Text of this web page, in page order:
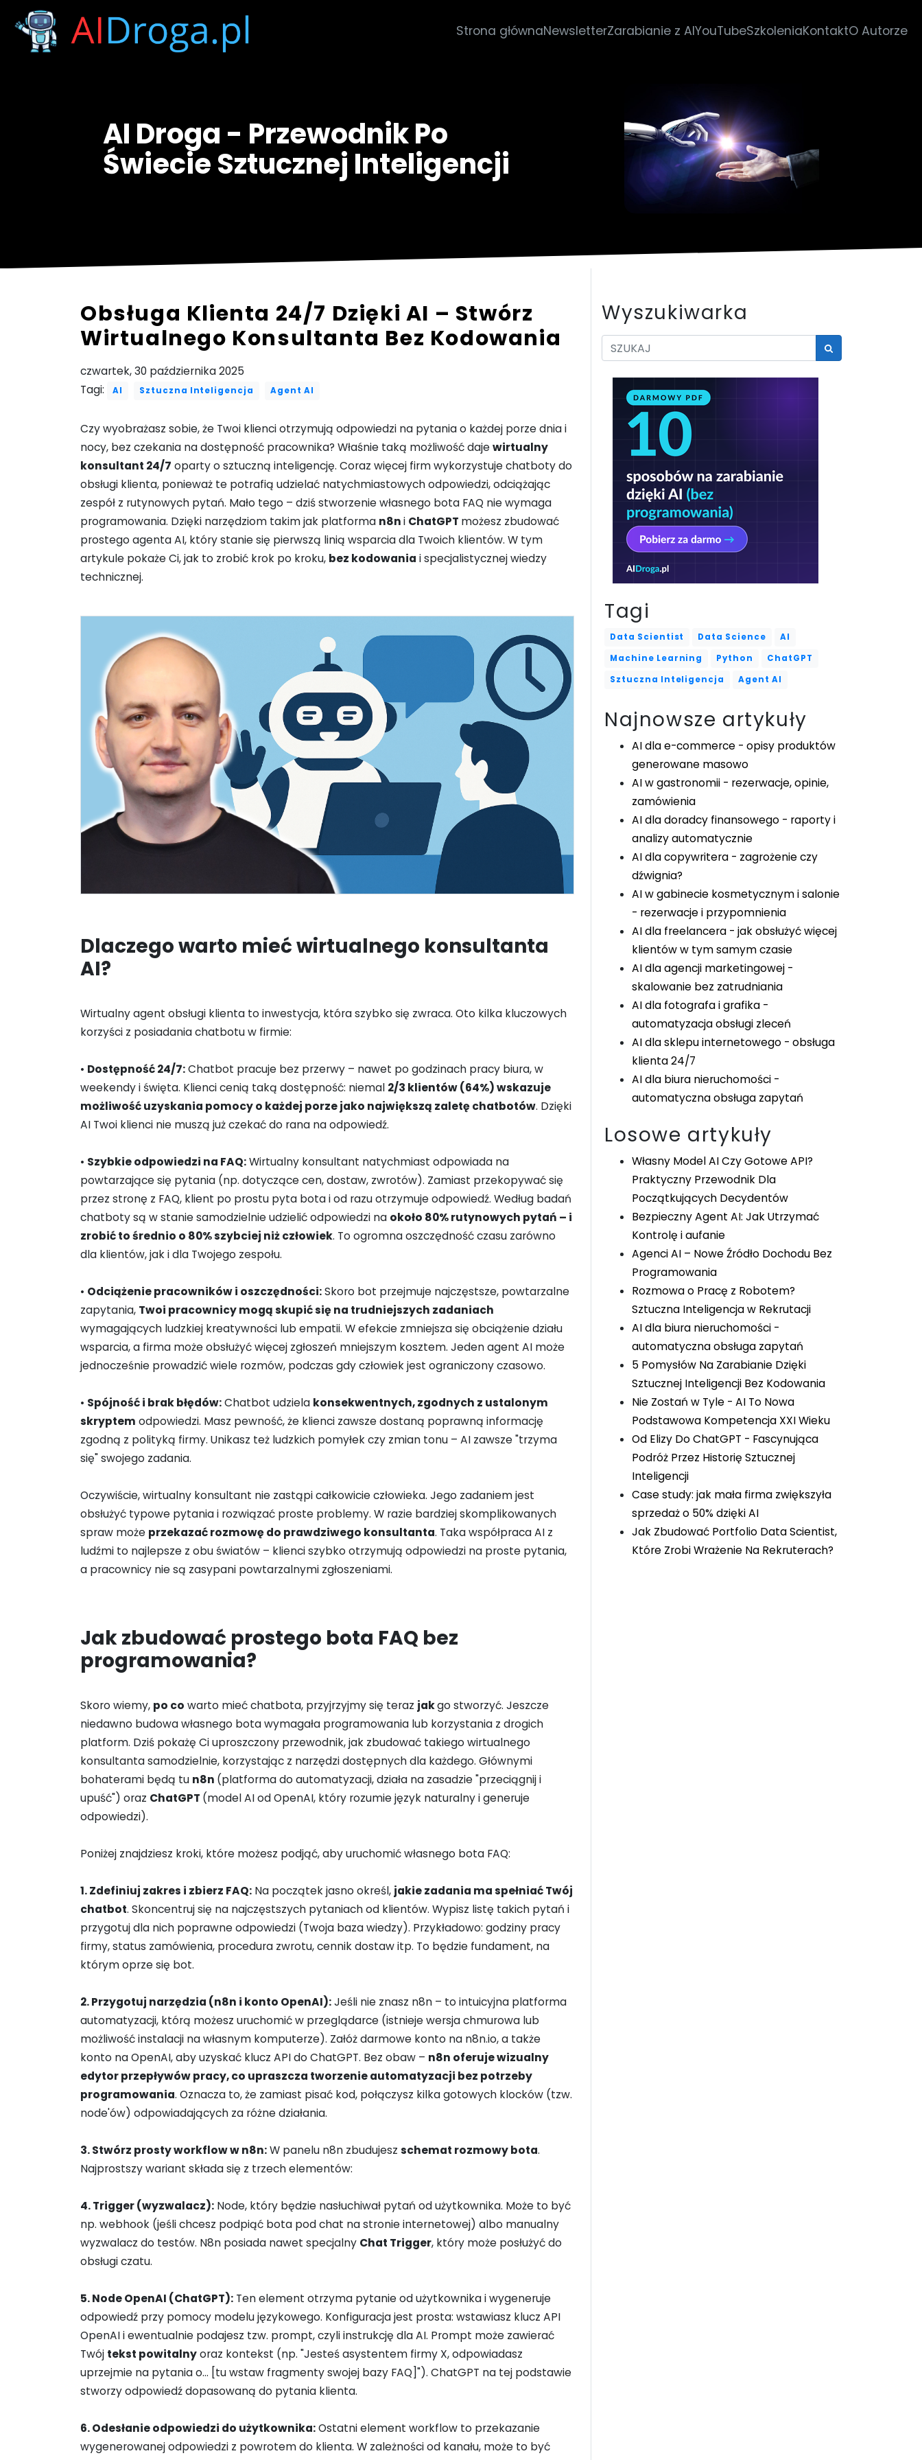
Strona głównaNewsletterZarabianie z AIYouTubeSzkoleniaKontaktO Autorze
AI Droga - Przewodnik Po
Świecie Sztucznej Inteligencji
Obsługa Klienta 24/7 Dzięki AI – Stwórz
Wirtualnego Konsultanta Bez Kodowania
czwartek, 30 października 2025
Tagi:
AI Sztuczna Inteligencja Agent AI
Czy wyobrażasz sobie, że Twoi klienci otrzymują odpowiedzi na pytania o każdej porze dnia i
nocy, bez czekania na dostępność pracownika? Właśnie taką możliwość dajewirtualny
konsultant 24/7 oparty o sztuczną inteligencję. Coraz więcej firm wykorzystuje chatboty do
obsługi klienta, ponieważ te potrafią udzielać natychmiastowych odpowiedzi, odciążając
zespół z rutynowych pytań. Mało tego – dziś stworzenie własnego bota FAQ nie wymaga
programowania. Dzięki narzędziom takim jak platforma n8ni ChatGPT możesz zbudować
prostego agenta AI, który stanie się pierwszą linią wsparcia dla Twoich klientów. W tym
artykule pokaże Ci, jak to zrobić krok po kroku, bez kodowania i specjalistycznej wiedzy
technicznej.
Dlaczego warto mieć wirtualnego konsultanta
AI?
Wirtualny agent obsługi klienta to inwestycja, która szybko się zwraca. Oto kilka kluczowych
korzyści z posiadania chatbotu w firmie:
• Dostępność 24/7:Chatbot pracuje bez przerwy – nawet po godzinach pracy biura, w
weekendy i święta. Klienci cenią taką dostępność: niemal 2/3 klientów (64%) wskazuje
możliwość uzyskania pomocy o każdej porze jako największą zaletę chatbotów. Dzięki
AI Twoi klienci nie muszą już czekać do rana na odpowiedź.
• Szybkie odpowiedzi na FAQ:Wirtualny konsultant natychmiast odpowiada na
powtarzające się pytania (np. dotyczące cen, dostaw, zwrotów). Zamiast przekopywać się
przez stronę z FAQ, klient po prostu pyta bota i od razu otrzymuje odpowiedź. Według badań
chatboty są w stanie samodzielnie udzielić odpowiedzi na około 80% rutynowych pytań – i
zrobić to średnio o 80% szybciej niż człowiek. To ogromna oszczędność czasu zarówno
dla klientów, jak i dla Twojego zespołu.
• Odciążenie pracowników i oszczędności:Skoro bot przejmuje najczęstsze, powtarzalne
zapytania, Twoi pracownicy mogą skupić się na trudniejszych zadaniach
wymagających ludzkiej kreatywności lub empatii. W efekcie zmniejsza się obciążenie działu
wsparcia, a firma może obsłużyć więcej zgłoszeń mniejszym kosztem. Jeden agent AI może
jednocześnie prowadzić wiele rozmów, podczas gdy człowiek jest ograniczony czasowo.
• Spójność i brak błędów:Chatbot udziela konsekwentnych, zgodnych z ustalonym
skryptem odpowiedzi. Masz pewność, że klienci zawsze dostaną poprawną informację
zgodną z polityką firmy. Unikasz też ludzkich pomyłek czy zmian tonu – AI zawsze "trzyma
się" swojego zadania.
Oczywiście, wirtualny konsultant nie zastąpi całkowicie człowieka. Jego zadaniem jest
obsłużyć typowe pytania i rozwiązać proste problemy. W razie bardziej skomplikowanych
spraw może przekazać rozmowę do prawdziwego konsultanta. Taka współpraca AI z
ludźmi to najlepsze z obu światów – klienci szybko otrzymują odpowiedzi na proste pytania,
a pracownicy nie są zasypani powtarzalnymi zgłoszeniami.
Jak zbudować prostego bota FAQ bez
programowania?
Skoro wiemy, po co warto mieć chatbota, przyjrzyjmy się teraz jakgo stworzyć. Jeszcze
niedawno budowa własnego bota wymagała programowania lub korzystania z drogich
platform. Dziś pokażę Ci uproszczony przewodnik, jak zbudować takiego wirtualnego
konsultanta samodzielnie, korzystając z narzędzi dostępnych dla każdego. Głównymi
bohaterami będą tu n8n (platforma do automatyzacji, działa na zasadzie "przeciągnij i
upuść") oraz ChatGPT (model AI od OpenAI, który rozumie język naturalny i generuje
odpowiedzi).
Poniżej znajdziesz kroki, które możesz podjąć, aby uruchomić własnego bota FAQ:
1. Zdefiniuj zakres i zbierz FAQ: Na początek jasno określ, jakie zadania ma spełniać Twój
chatbot. Skoncentruj się na najczęstszych pytaniach od klientów. Wypisz listę takich pytań i
przygotuj dla nich poprawne odpowiedzi (Twoja baza wiedzy). Przykładowo: godziny pracy
firmy, status zamówienia, procedura zwrotu, cennik dostaw itp. To będzie fundament, na
którym oprze się bot.
2. Przygotuj narzędzia (n8n i konto OpenAI):Jeśli nie znasz n8n – to intuicyjna platforma
automatyzacji, którą możesz uruchomić w przeglądarce (istnieje wersja chmurowa lub
możliwość instalacji na własnym komputerze). Załóż darmowe konto na n8n.io, a także
konto na OpenAI, aby uzyskać klucz API do ChatGPT. Bez obaw – n8n oferuje wizualny
edytor przepływów pracy, co upraszcza tworzenie automatyzacji bez potrzeby
programowania. Oznacza to, że zamiast pisać kod, połączysz kilka gotowych klocków (tzw.
node'ów) odpowiadających za różne działania.
3. Stwórz prosty workflow w n8n:W panelu n8n zbudujesz schemat rozmowy bota.
Najprostszy wariant składa się z trzech elementów:
4. Trigger (wyzwalacz): Node, który będzie nasłuchiwał pytań od użytkownika. Może to być
np. webhook (jeśli chcesz podpiąć bota pod chat na stronie internetowej) albo manualny
wyzwalacz do testów. N8n posiada nawet specjalny Chat Trigger, który może posłużyć do
obsługi czatu.
5. Node OpenAI (ChatGPT): Ten element otrzyma pytanie od użytkownika i wygeneruje
odpowiedź przy pomocy modelu językowego. Konfiguracja jest prosta: wstawiasz klucz API
OpenAI i ewentualnie podajesz tzw. prompt, czyli instrukcję dla AI. Prompt może zawierać
Twój tekst powitalnyoraz kontekst (np. "Jesteś asystentem firmy X, odpowiadasz
uprzejmie na pytania o… [tu wstaw fragmenty swojej bazy FAQ]"). ChatGPT na tej podstawie
stworzy odpowiedź dopasowaną do pytania klienta.
6. Odesłanie odpowiedzi do użytkownika:Ostatni element workflow to przekazanie
wygenerowanej odpowiedzi z powrotem do klienta. W zależności od kanału, może to być
Wyszukiwarka
Tagi
Data Scientist Data Science
AI
Machine Learning
Python
ChatGPT
Sztuczna Inteligencja
Agent AI
Najnowsze artykuły
AI dla e-commerce - opisy produktów
generowane masowo
AI w gastronomii - rezerwacje, opinie,
zamówienia
AI dla doradcy finansowego - raporty i
analizy automatycznie
AI dla copywritera - zagrożenie czy
dźwignia?
AI w gabinecie kosmetycznym i salonie
- rezerwacje i przypomnienia
AI dla freelancera - jak obsłużyć więcej
klientów w tym samym czasie
AI dla agencji marketingowej -
skalowanie bez zatrudniania
AI dla fotografa i grafika -
automatyzacja obsługi zleceń
AI dla sklepu internetowego - obsługa
klienta 24/7
AI dla biura nieruchomości -
automatyczna obsługa zapytań
Losowe artykuły
Własny Model AI Czy Gotowe API?
Praktyczny Przewodnik Dla
Początkujących Decydentów
Bezpieczny Agent AI: Jak Utrzymać
Kontrolę i aufanie
Agenci AI – Nowe Źródło Dochodu Bez
Programowania
Rozmowa o Pracę z Robotem?
Sztuczna Inteligencja w Rekrutacji
AI dla biura nieruchomości -
automatyczna obsługa zapytań
5 Pomysłów Na Zarabianie Dzięki
Sztucznej Inteligencji Bez Kodowania
Nie Zostań w Tyle - AI To Nowa
Podstawowa Kompetencja XXI Wieku
Od Elizy Do ChatGPT - Fascynująca
Podróż Przez Historię Sztucznej
Inteligencji
Case study: jak mała firma zwiększyła
sprzedaż o 50% dzięki AI
Jak Zbudować Portfolio Data Scientist,
Które Zrobi Wrażenie Na Rekruterach?